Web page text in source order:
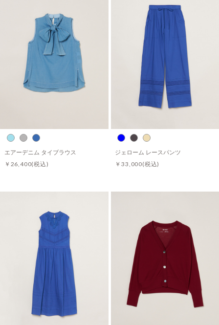
エアーデニム タイブラウス
￥26,400(税込)
ジェローム レースパンツ
￥33,000(税込)